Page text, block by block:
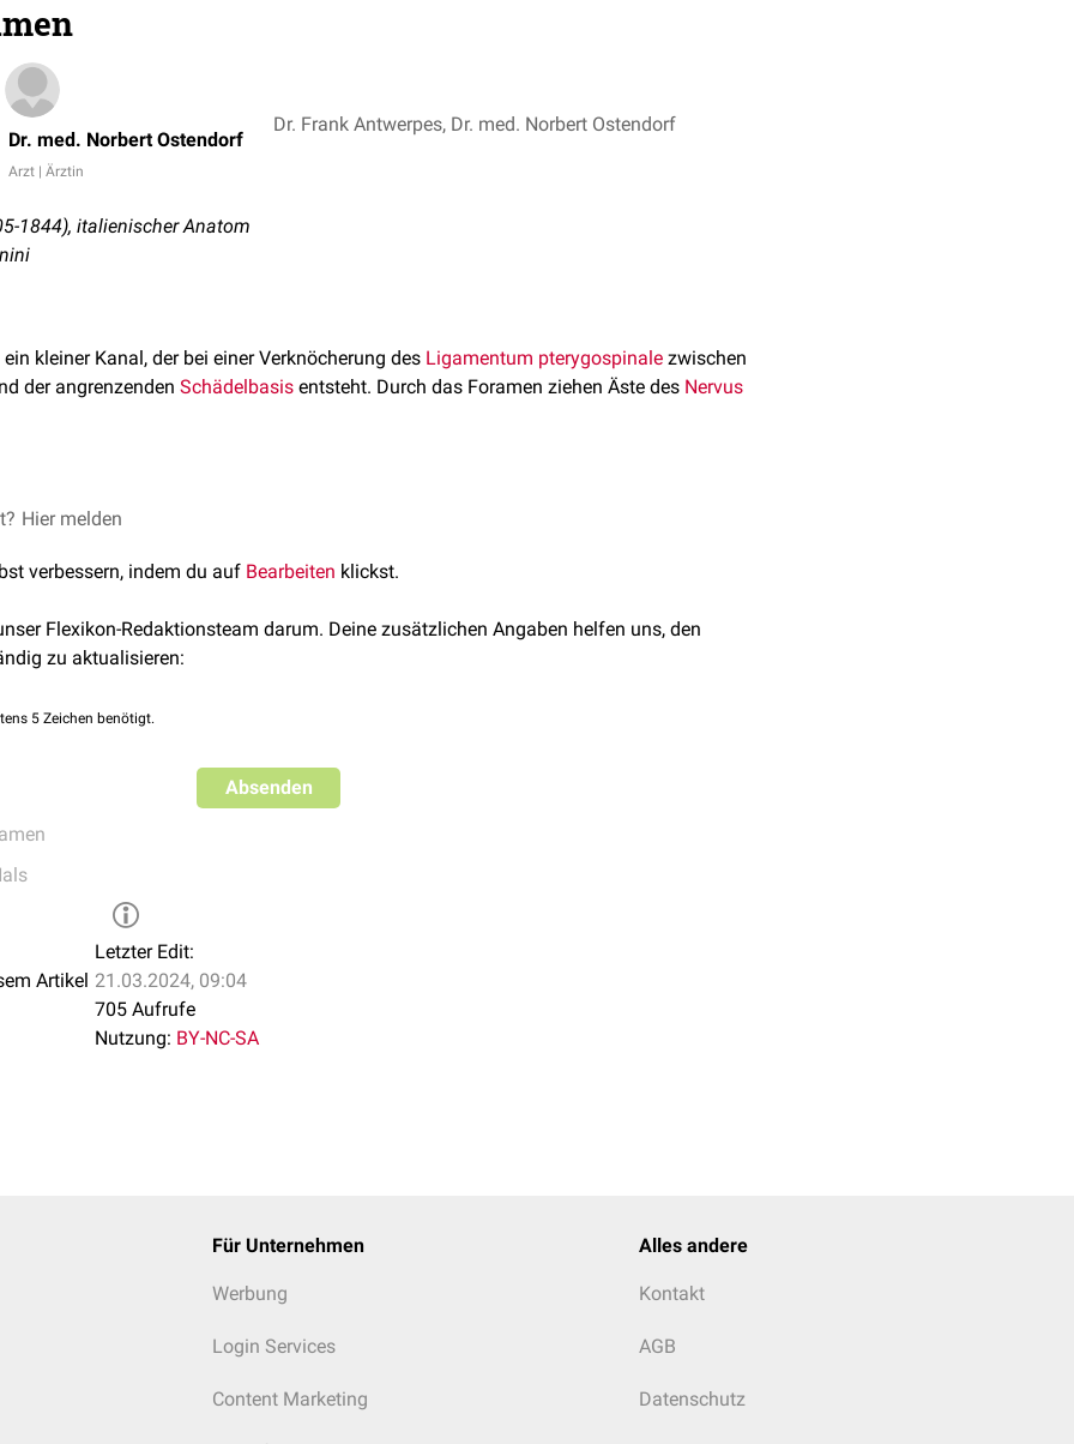
Dr. med. Norbert Ostendorf
Arzt | Ärztin
Dr. Frank Antwerpes, Dr. med. Norbert Ostendorf
1844), italienischer Anatom
kleiner Kanal, der bei einer Verknöcherung des Ligamentum pterygospinale zwischen
der angrenzenden Schädelbasis entsteht. Durch das Foramen ziehen Äste des Nervus
anatomical study of the pterygospinous bar and foramen of Civinini
Hier melden
verbessern, indem du auf Bearbeiten klickst.
Flexikon-Redaktionsteam darum. Deine zusätzlichen Angaben helfen uns, den
zu aktualisieren:
5 Zeichen benötigt.
Absenden
Artikel
Letzter Edit:
21.03.2024, 09:04
705 Aufrufe
Nutzung: BY-NC-SA
Für Unternehmen
Werbung
Login Services
Content Marketing
Alles andere
Kontakt
AGB
Datenschutz